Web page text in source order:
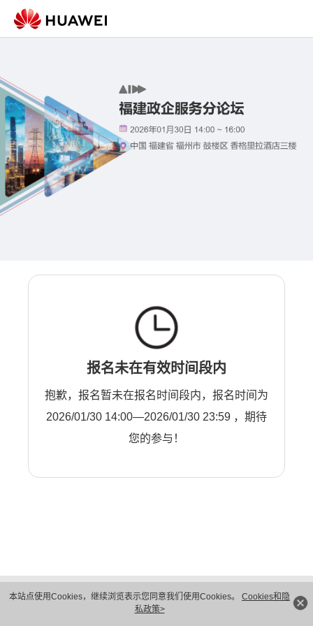
本站点使用Cookies，继续浏览表示您同意我们使用Cookies。 Cookies和隐
私政策>
报名未在有效时间段内
抱歉，报名暂未在报名时间段内，报名时间为
2026/01/30 14:00—2026/01/30 23:59 ，期待
您的参与！
隐私保护
法律声明